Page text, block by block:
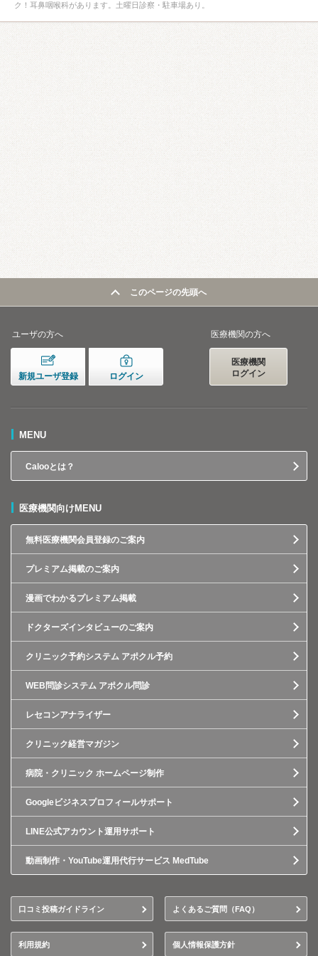
ク！耳鼻咽喉科があります。土曜日診察・駐車場あり。
このページの先頭へ
ユーザの方へ
新規ユーザ登録 ログイン
医療機関の方へ
医療機関
ログイン
MENU
Calooとは？
医療機関向けMENU
無料医療機関会員登録のご案内
プレミアム掲載のご案内
漫画でわかるプレミアム掲載
ドクターズインタビューのご案内
クリニック予約システム アポクル予約
WEB問診システム アポクル問診
レセコンアナライザー
クリニック経営マガジン
病院・クリニック ホームページ制作
Googleビジネスプロフィールサポート
LINE公式アカウント運用サポート
動画制作・YouTube運用代行サービス MedTube
口コミ投稿ガイドライン よくあるご質問（FAQ）
利用規約 個人情報保護方針